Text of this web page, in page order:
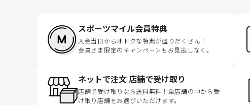
スポーツマイル会員特典
入会当日からオトクな特典が盛りだくさん！
会員さま限定のキャンペーンもお見逃しなく。
ネットで注文 店舗で受け取り
店舗で受け取りなら送料無料！全店舗の中から受
け取り店舗をお選びいただけます。